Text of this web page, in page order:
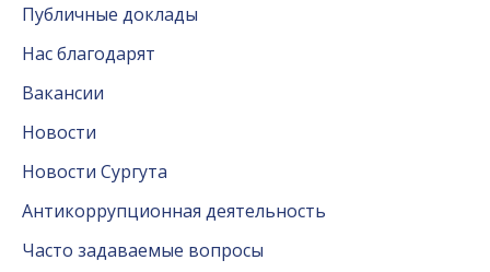
Публичные доклады
Нас благодарят
Вакансии
Новости
Новости Сургута
Антикоррупционная деятельность
Часто задаваемые вопросы